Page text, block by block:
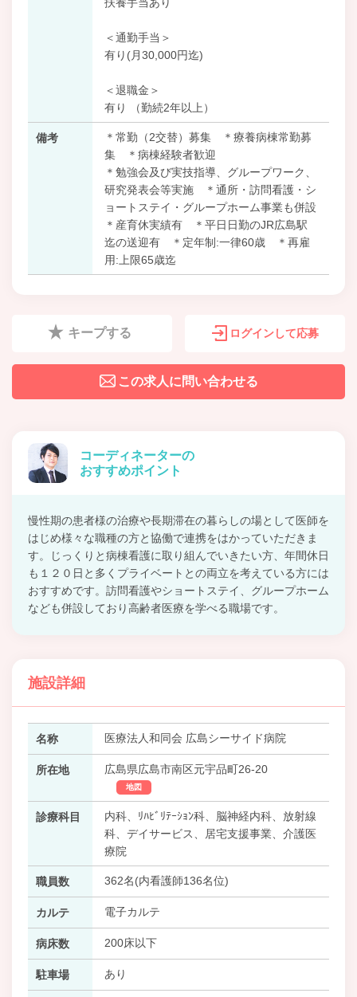
＜通勤手当＞
有り(月30,000円迄)
＜退職金＞
有り （勤続2年以上）
備考
＊常勤（2交替）募集 ＊療養病棟常勤募
集 ＊病棟経験者歓迎
＊勉強会及び実技指導、グループワーク、
研究発表会等実施 ＊通所・訪問看護・シ
ョートステイ・グループホーム事業も併設
＊産育休実績有 ＊平日日勤のJR広島駅
迄の送迎有 ＊定年制:一律60歳 ＊再雇
用:上限65歳迄
キープする ログインして応募
この求人に問い合わせる
コーディネーターの
おすすめポイント
慢性期の患者様の治療や長期滞在の暮らしの場として医師を
はじめ様々な職種の方と協働で連携をはかっていただきま
す。じっくりと病棟看護に取り組んでいきたい方、年間休日
も１２０日と多くプライベートとの両立を考えている方には
おすすめです。訪問看護やショートステイ、グループホーム
なども併設しており高齢者医療を学べる職場です。
施設詳細
名称 医療法人和同会 広島シーサイド病院
所在地 広島県広島市南区元宇品町26-20
地図
診療科目
内科、ﾘﾊﾋﾞﾘﾃｰｼｮﾝ科、脳神経内科、放射線
科、デイサービス、居宅支援事業、介護医
療院
職員数 362名(内看護師136名位)
カルテ 電子カルテ
病床数 200床以下
駐車場 あり